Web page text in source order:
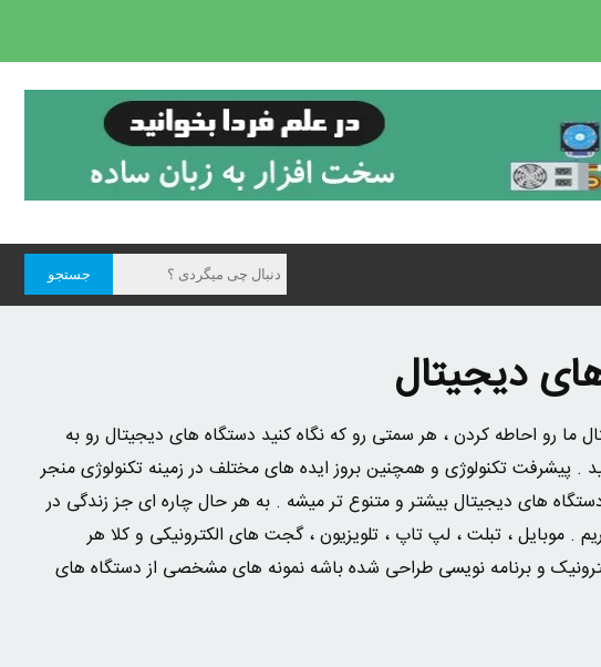
دیجیتال
ما رو احاطه کردن ، هر سمتی رو که نگاه کنید دستگاه های دیجیتال رو به
. پیشرفت تکنولوژی و همچنین بروز ایده های مختلف در زمینه تکنولوژی منجر
های دیجیتال بیشتر و متنوع تر میشه . به هر حال چاره ای جز زندگی در
. موبایل ، تبلت ، لپ تاپ ، تلویزیون ، گجت های الکترونیکی و کلا هر
و برنامه نویسی طراحی شده باشه نمونه های مشخصی از دستگاه های